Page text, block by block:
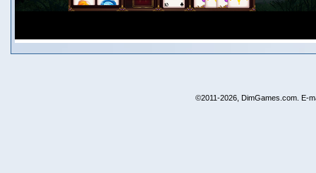
©2011-2026, DimGames.com. E-